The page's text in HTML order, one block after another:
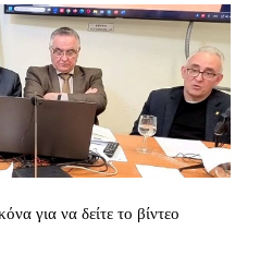
για να δείτε το βίντεο